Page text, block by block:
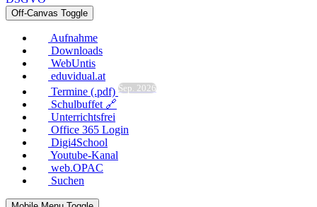
Off-Canvas Toggle
Aufnahme
Downloads
WebUntis
eduvidual.at
Termine (.pdf) Sep. 2026
Schulbuffet 🔗
Unterrichtsfrei
Office 365 Login
Digi4School
Youtube-Kanal
web.OPAC
Suchen